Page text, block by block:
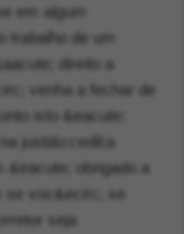
em algum
trabalho de um
direito a
venha a fechar de
isto &eacute;
justi&ccedil;a
&eacute; obrigado a
se voc&ecirc; se
seja